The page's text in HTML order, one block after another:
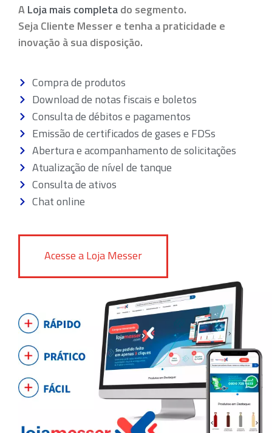
ALoja mais completado segmento.
Seja Cliente Messer e tenha a praticidade e
inovação à sua disposição.
Compra de produtos
Download de notas fiscais e boletos
Consulta de débitos e pagamentos
Emissão de certificados de gases e FDSs
Abertura e acompanhamento de solicitações
Atualização de nível de tanque
Consulta de ativos
Chat online
Acesse a Loja Messer